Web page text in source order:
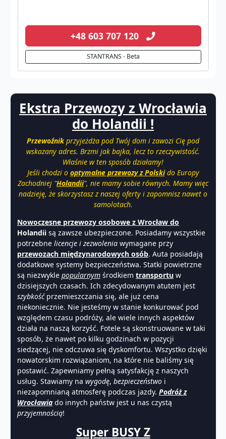
+48 603 707 120
STANTRANS - Beta
Ekstra Przewozy z Wrocławia
do Holandii !
Przewoźnikprzyjeżdża pod Twój dom i zawozi Cię pod
wskazany adres. Brzmi jak bajka, lecz to rzeczywistość.
Właśnie w ten sposób działamy!
Jeśli chodzi o optymalne przewozy z Polskido Europy
Zachodniej "Holandii", nie mamy sobie równych. Mamy więc
nadzieję, że skorzystasz z naszej oferty i zapomnisz nawet o
samolotach.
Nowoczesne przewozy osobowe z Wrocław do
Holandii są zawsze ubezpieczone. Posiadamy wszystkie
potrzebne licencje i zezwolenia wymagane przy
przewozach międzynarodowych osób. Auta posiadają
dodatkowe systemy bezpieczeństwa. Statki powietrzne
są niezwykle popularnym środkiem transportu w
dzisiejszych czasach. Ich zdecydowanym atutem jest
szybkośćprzemieszczania się, ale już cena
niekoniecznie. Nie jesteśmy w stanie konkurować pod
względem czasu podróży, ale wiele innych aspektów
działa na naszą korzyść. Fotele są skonstruowane w taki
sposób, że nawet po kilku godzinach w pozycji
siedzącej, nie odczuwa się dyskomfortu. Wszystko dzięki
nowatorskim rozwiązaniom, na które nie baliśmy się
postawić. Zapewniamy pełną satysfakcję z naszych
usług. Stawiamy na wygodę, bezpieczeństwo i
niezapomnianą atmosferę podczas jazdy. Podróż z
Wrocławia do innych państw jest u nas czystą
przyjemnością!
Super BUSY Z